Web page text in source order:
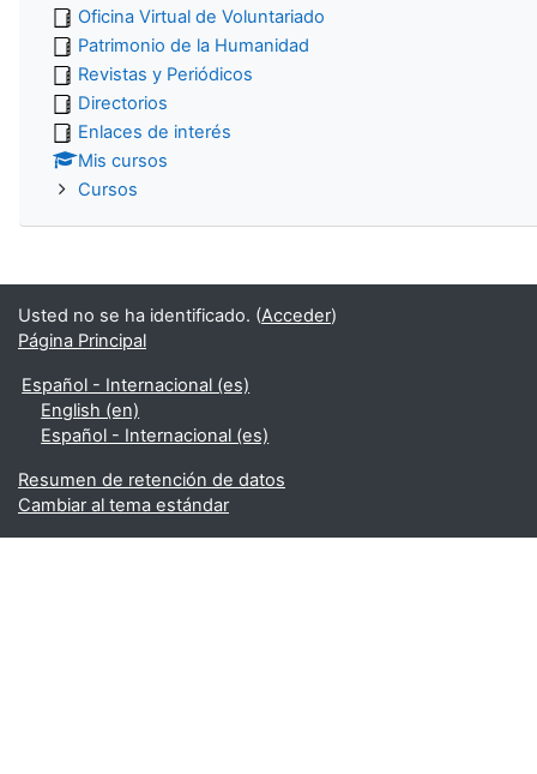
Oficina Virtual de Voluntariado
Patrimonio de la Humanidad
Revistas y Periódicos
Directorios
Enlaces de interés
Mis cursos
Cursos
Usted no se ha identificado. (Acceder)
Página Principal
Español - Internacional ‎(es)‎
English ‎(en)‎
Español - Internacional ‎(es)‎
Resumen de retención de datos
Cambiar al tema estándar